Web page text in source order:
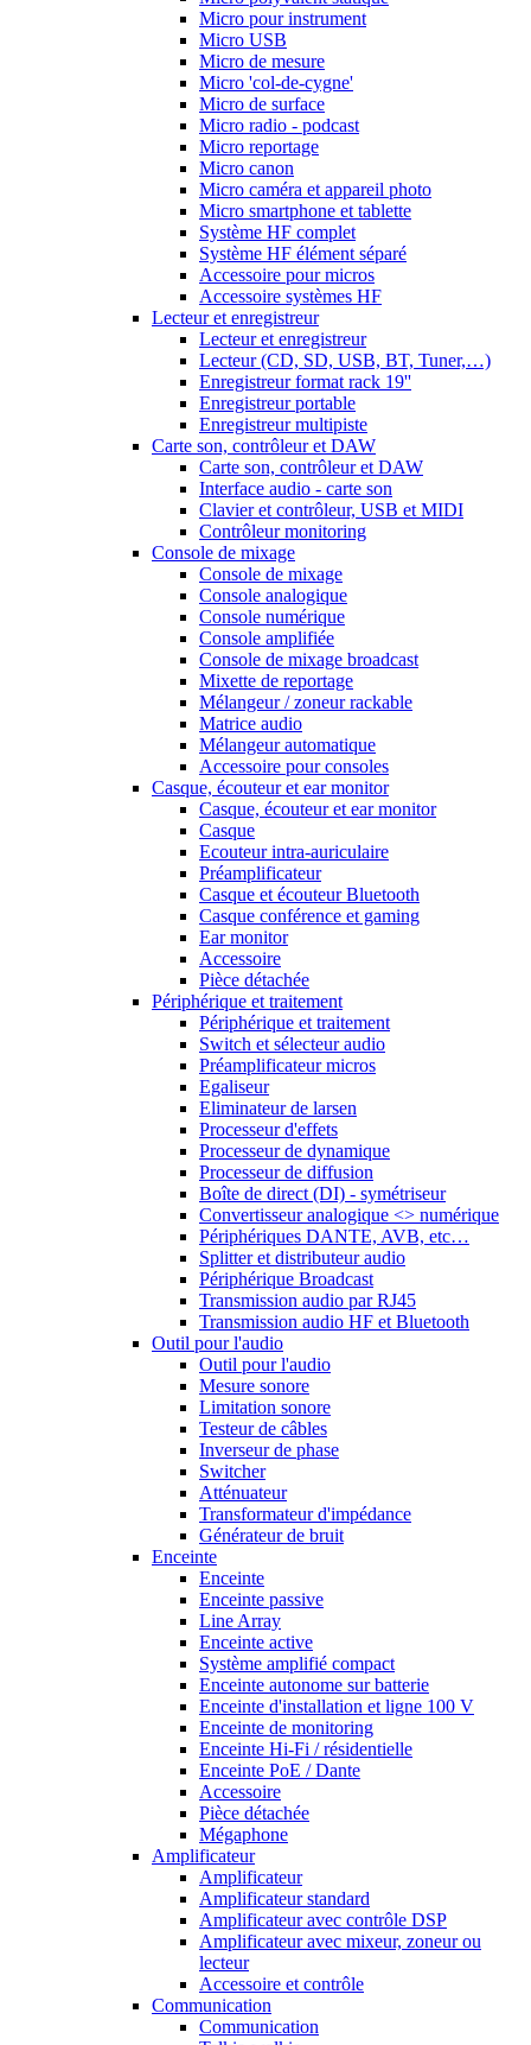
Micro pour instrument
Micro USB
Micro de mesure
Micro 'col-de-cygne'
Micro de surface
Micro radio - podcast
Micro reportage
Micro canon
Micro caméra et appareil photo
Micro smartphone et tablette
Système HF complet
Système HF élément séparé
Accessoire pour micros
Accessoire systèmes HF
Lecteur et enregistreur
Lecteur et enregistreur
Lecteur (CD, SD, USB, BT, Tuner,…)
Enregistreur format rack 19''
Enregistreur portable
Enregistreur multipiste
Carte son, contrôleur et DAW
Carte son, contrôleur et DAW
Interface audio - carte son
Clavier et contrôleur, USB et MIDI
Contrôleur monitoring
Console de mixage
Console de mixage
Console analogique
Console numérique
Console amplifiée
Console de mixage broadcast
Mixette de reportage
Mélangeur / zoneur rackable
Matrice audio
Mélangeur automatique
Accessoire pour consoles
Casque, écouteur et ear monitor
Casque, écouteur et ear monitor
Casque
Ecouteur intra-auriculaire
Préamplificateur
Casque et écouteur Bluetooth
Casque conférence et gaming
Ear monitor
Accessoire
Pièce détachée
Périphérique et traitement
Périphérique et traitement
Switch et sélecteur audio
Préamplificateur micros
Egaliseur
Eliminateur de larsen
Processeur d'effets
Processeur de dynamique
Processeur de diffusion
Boîte de direct (DI) - symétriseur
Convertisseur analogique <> numérique
Périphériques DANTE, AVB, etc…
Splitter et distributeur audio
Périphérique Broadcast
Transmission audio par RJ45
Transmission audio HF et Bluetooth
Outil pour l'audio
Outil pour l'audio
Mesure sonore
Limitation sonore
Testeur de câbles
Inverseur de phase
Switcher
Atténuateur
Transformateur d'impédance
Générateur de bruit
Enceinte
Enceinte
Enceinte passive
Line Array
Enceinte active
Système amplifié compact
Enceinte autonome sur batterie
Enceinte d'installation et ligne 100 V
Enceinte de monitoring
Enceinte Hi-Fi / résidentielle
Enceinte PoE / Dante
Accessoire
Pièce détachée
Mégaphone
Amplificateur
Amplificateur
Amplificateur standard
Amplificateur avec contrôle DSP
Amplificateur avec mixeur, zoneur ou
lecteur
Accessoire et contrôle
Communication
Communication